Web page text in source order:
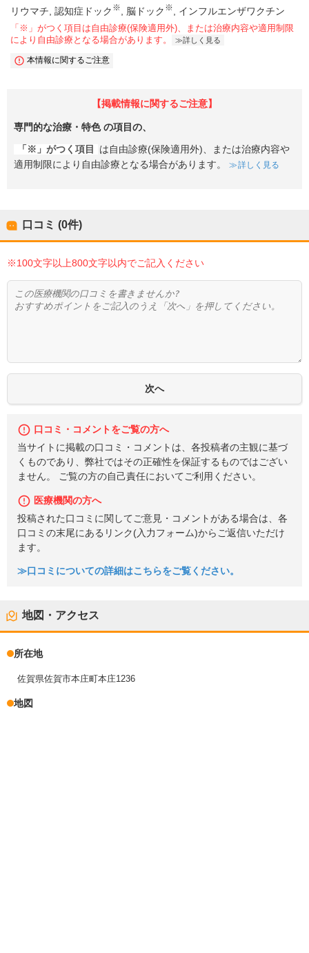
リウマチ 認知症ドック ※ 脳ドック ※ インフルエンザワクチン
「※」がつく項目は自由診療(保険適用外)、または治療内容や適用制限
により自由診療となる場合があります。
詳しく見る
本情報に関するご注意
【掲載情報に関するご注意】
専門的な治療・特色の項目の、
「※」がつく項目
は自由診療(保険適用外)、または治療内容や
適用制限により自由診療となる場合があります。
詳しく見る
口コミ (0件)
※100文字以上800文字以内でご記入ください
口コミ・コメントをご覧の方へ
当サイトに掲載の口コミ・コメントは、各投稿者の主観に基づ
くものであり、弊社ではその正確性を保証するものではござい
ません。 ご覧の方の自己責任においてご利用ください。
医療機関の方へ
投稿された口コミに関してご意見・コメントがある場合は、各
口コミの末尾にあるリンク(入力フォーム)からご返信いただけ
ます。
≫口コミについての詳細はこちらをご覧ください。
地図・アクセス
所在地
佐賀県佐賀市本庄町本庄1236
地図